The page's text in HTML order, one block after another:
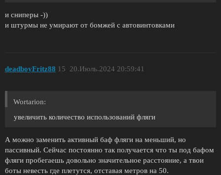
и сниперы -))
и штурмы не умирают от бомжей с автовинтовками
deadboyFritz88 20.Июль.2024 20:59:41
15
Wortarion:
увеличить количество использований фляги
А можно заменить активный баф фляги на меньший, но
пассивный. Сейчас постоянно так получается что ты под бафом
фляги пробегаешь довольно значительное расстояние, а твои
боты невесть где плетутся, отставая метров на 50.